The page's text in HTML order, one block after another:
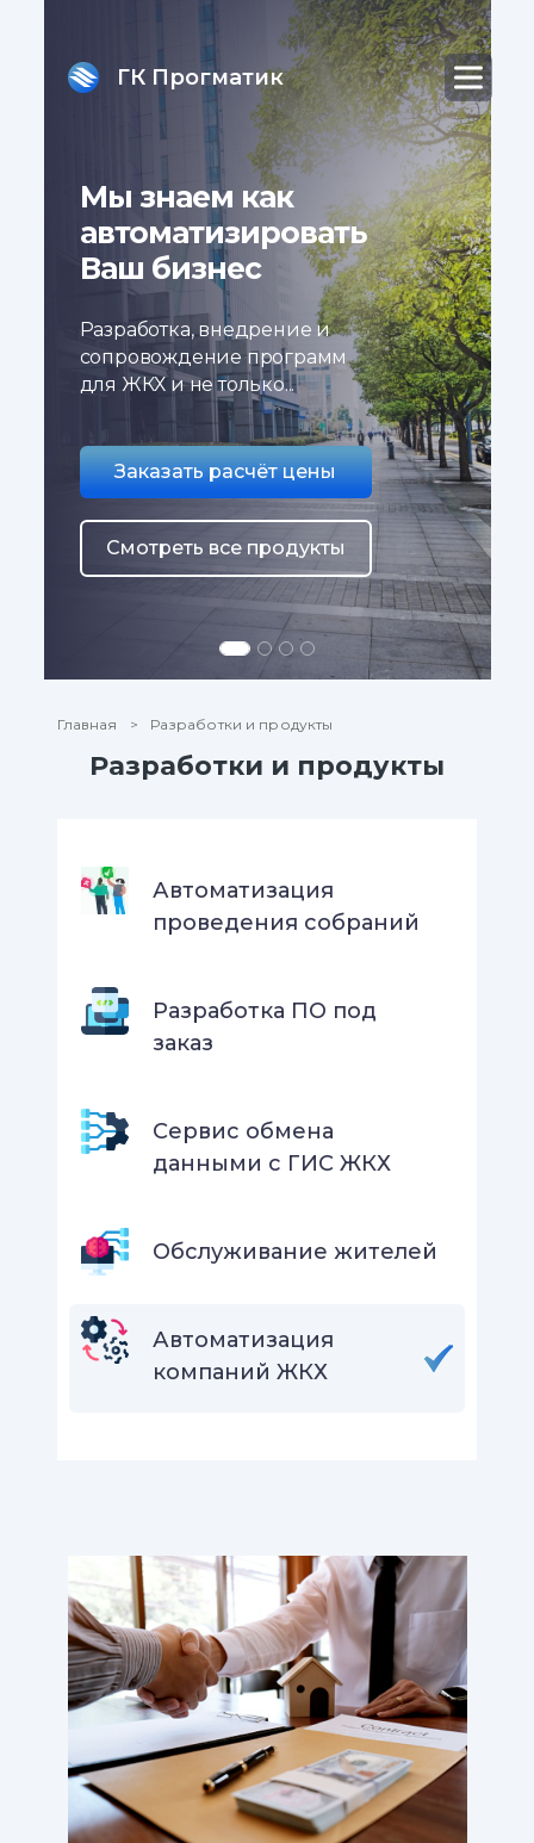
ГК Прогматик
Мы знаем как
автоматизировать
Ваш бизнес
Разработка, внедрение и
сопровождение программ
для ЖКХ и не только...
Заказать расчёт цены
Смотреть все продукты
Главная Разработки и продукты
Разработки и продукты
Автоматизация
компаний ЖКХ
Обслуживание жителей
Сервис обмена
данными с ГИС ЖКХ
Разработка ПО под
заказ
Автоматизация
проведения собраний